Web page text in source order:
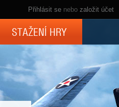
Přihlásit se nebo založit účet
STAŽENÍ HRY